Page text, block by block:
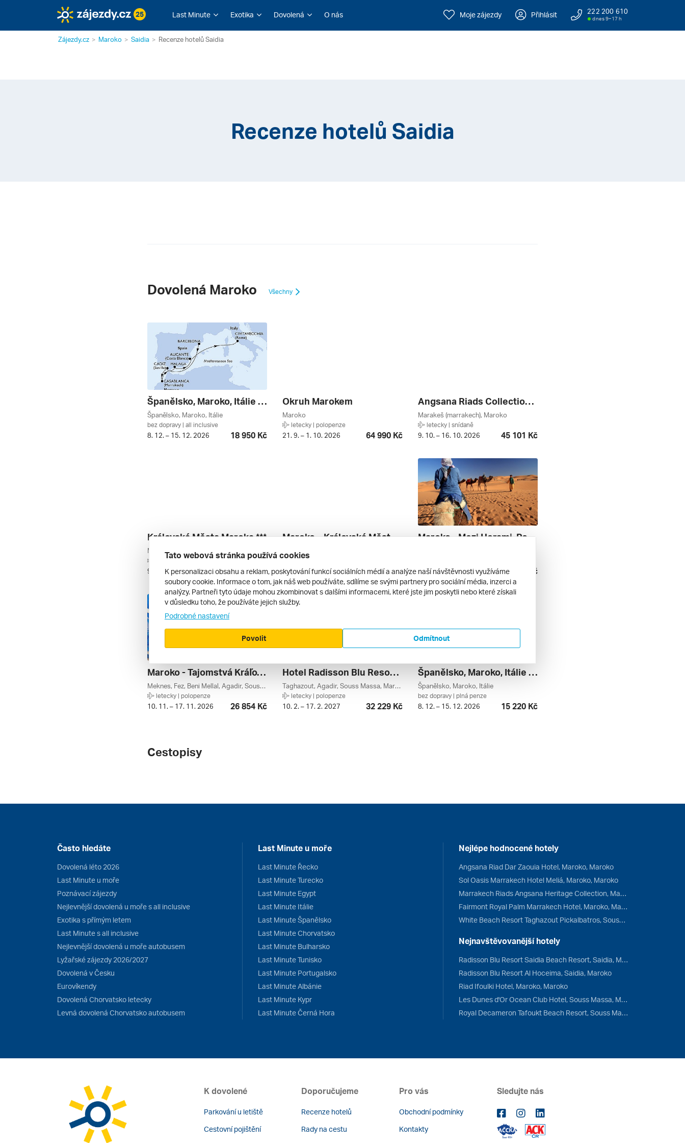
25 Last Minute Exotika Dovolená O nás Moje zájezdy Přihlásit 222 200 610
dnes 9–17 h
Zájezdy.cz Maroko Saidia Recenze hotelů Saidia
Recenze hotelů Saidia
Dovolená Maroko Všechny
Španělsko, Maroko, Itálie Z Barcelony Na Lodi Msc Magnifica, Plavba S Bonusem ****
Španělsko, Maroko, Itálie
bez dopravy | all inclusive
8. 12. – 15. 12. 2026 18 950 Kč
Okruh Marokem
Maroko
letecky | polopenze
21. 9. – 1. 10. 2026 64 990 Kč
Angsana Riads Collection ****
Marakeš (marrakech), Maroko
letecky | snídaně
9. 10. – 16. 10. 2026 45 101 Kč
Královská Města Maroka ***
Meknes, Fez, Rabat, Casablanca, Maroko
letecky | polopenze
9. 9. – 16. 9. 2026 24 490 Kč
Maroko – Královská Města A Sahara
letecky | kombinovaná
1. 9. – 8. 9. 2026 41 900 Kč
Maroko - Mezi Horami, Pouští A Oceánem
30. 4. – 7. 5. 2027 63 500 Kč
Maroko - Tajomstvá Kráľovských Miest
Meknes, Fez, Beni Mellal, Agadir, Souss Massa, Rabat, Casablanca, Maroko
letecky | polopenze
10. 11. – 17. 11. 2026 26 854 Kč
Hotel Radisson Blu Resort Taghazout Bay Surf Village ****
Taghazout, Agadir, Souss Massa, Maroko
letecky | polopenze
10. 2. – 17. 2. 2027 32 229 Kč
Španělsko, Maroko, Itálie Z Barcelony Na Lodi Msc Magnifica ****
Španělsko, Maroko, Itálie
bez dopravy | plná penze
8. 12. – 15. 12. 2026 15 220 Kč
Cestopisy
Často hledáte
Dovolená léto 2026
Last Minute u moře
Poznávací zájezdy
Nejlevnější dovolená u moře s all inclusive
Exotika s přímým letem
Last Minute s all inclusive
Nejlevnější dovolená u moře autobusem
Lyžařské zájezdy 2026/2027
Dovolená v Česku
Eurovíkendy
Dovolená Chorvatsko letecky
Levná dovolená Chorvatsko autobusem
Last Minute u moře
Last Minute Řecko
Last Minute Turecko
Last Minute Egypt
Last Minute Itálie
Last Minute Španělsko
Last Minute Chorvatsko
Last Minute Bulharsko
Last Minute Tunisko
Last Minute Portugalsko
Last Minute Albánie
Last Minute Kypr
Last Minute Černá Hora
Nejlépe hodnocené hotely
Angsana Riad Dar Zaouia Hotel, Maroko, Maroko
Sol Oasis Marrakech Hotel Meliá, Maroko, Maroko
Marrakech Riads Angsana Heritage Collection, Maroko, Maroko
Fairmont Royal Palm Marrakech Hotel, Maroko, Maroko
White Beach Resort Taghazout Pickalbatros, Souss Massa, Maroko
Nejnavštěvovanější hotely
Radisson Blu Resort Saidia Beach Resort, Saidia, Maroko
Radisson Blu Resort Al Hoceima, Saidia, Maroko
Riad Ifoulki Hotel, Maroko, Maroko
Les Dunes d'Or Ocean Club Hotel, Souss Massa, Maroko
Royal Decameron Tafoukt Beach Resort, Souss Massa, Maroko
K dovolené
Parkování u letiště
Cestovní pojištění
Doporučujeme
Recenze hotelů
Rady na cestu
Pro vás
Obchodní podmínky
Kontakty
Sledujte nás
Tato webová stránka používá cookies
K personalizaci obsahu a reklam, poskytování funkcí sociálních médií a analýze naší návštěvnosti využíváme
soubory cookie. Informace o tom, jak náš web používáte, sdílíme se svými partnery pro sociální média, inzerci a
analýzy. Partneři tyto údaje mohou zkombinovat s dalšími informacemi, které jste jim poskytli nebo které získali
v důsledku toho, že používáte jejich služby.
Podrobné nastavení
Odmítnout
Povolit